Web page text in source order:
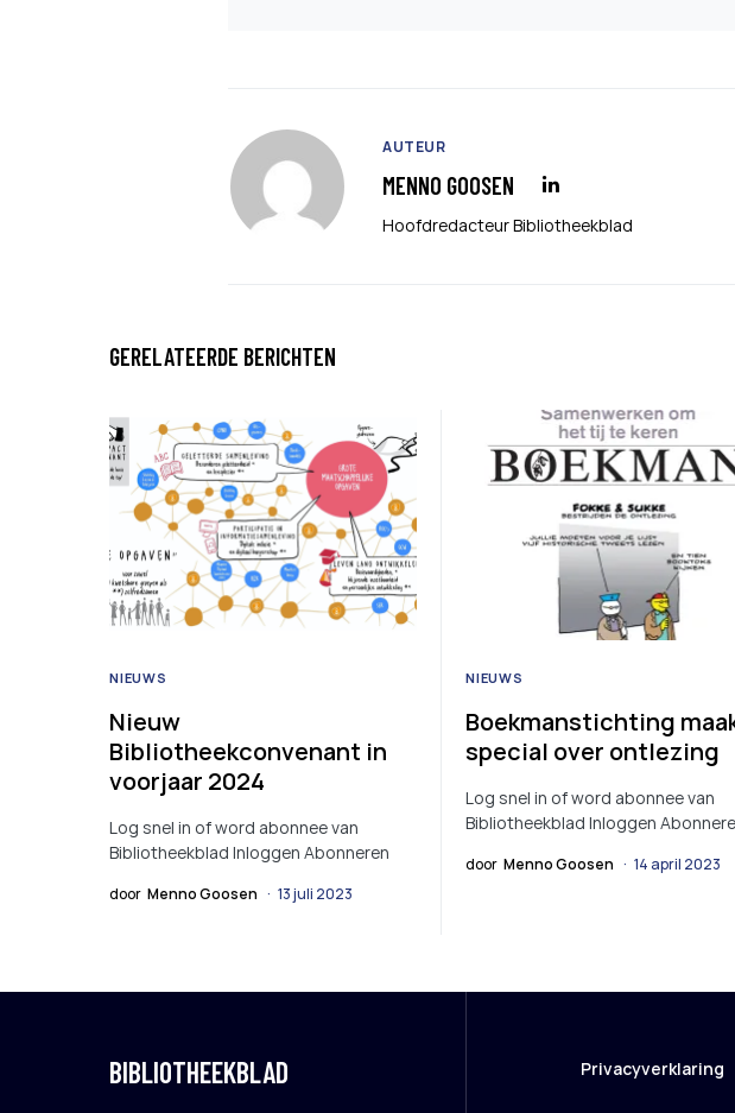
AUTEUR
MENNO GOOSEN
Hoofdredacteur Bibliotheekblad
GERELATEERDE BERICHTEN
NIEUWS
Nieuw
Bibliotheekconvenant in
voorjaar 2024
Log snel in of word abonnee van
Bibliotheekblad Inloggen Abonneren
door Menno Goosen 13 juli 2023
NIEUWS
Boekmanstichting
special over ontlezing
Log snel in of word abonnee van
Bibliotheekblad Inloggen
door Menno Goosen 14 april 2023
BIBLIOTHEEKBLAD Privacyverklaring